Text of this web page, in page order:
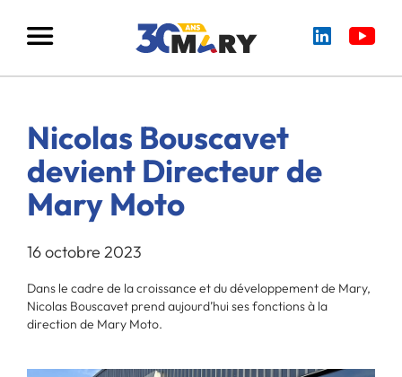
Nicolas Bouscavet
devient Directeur de
Mary Moto
16 octobre 2023
Dans le cadre de la croissance et du développement de Mary,
Nicolas Bouscavet prend aujourd’hui ses fonctions à la
direction de Mary Moto.